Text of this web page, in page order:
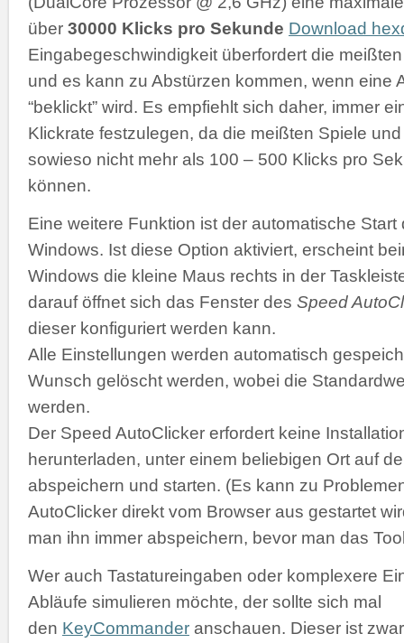
über 30000 Klicks pro Sekunde Download
Eingabegeschwindigkeit überfordert die
und es kann zu Abstürzen kommen, wenn eine
“beklickt” wird. Es empfiehlt sich daher, immer
Klickrate festzulegen, da die meißten Spiele
sowieso nicht mehr als 100 – 500 Klicks pro
können.
Eine weitere Funktion ist der automatische Start
Windows. Ist diese Option aktiviert, erscheint
Windows die kleine Maus rechts in der
darauf öffnet sich das Fenster des Speed
dieser konfiguriert werden kann.
Alle Einstellungen werden automatisch
Wunsch gelöscht werden, wobei die
werden.
Der Speed AutoClicker erfordert keine
herunterladen, unter einem beliebigen Ort auf
abspeichern und starten. (Es kann zu
AutoClicker direkt vom Browser aus gestartet
man ihn immer abspeichern, bevor man das
Wer auch Tastatureingaben oder komplexere
Abläufe simulieren möchte, der sollte sich mal
den KeyCommander anschauen. Dieser ist